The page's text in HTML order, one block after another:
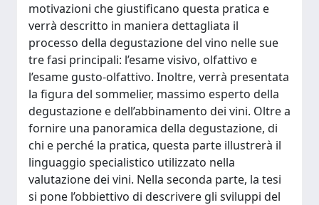
motivazioni che giustificano questa pratica e
verrà descritto in maniera dettagliata il
processo della degustazione del vino nelle sue
tre fasi principali: l’esame visivo, olfattivo e
l’esame gusto-olfattivo. Inoltre, verrà presentata
la figura del sommelier, massimo esperto della
degustazione e dell’abbinamento dei vini. Oltre a
fornire una panoramica della degustazione, di
chi e perché la pratica, questa parte illustrerà il
linguaggio specialistico utilizzato nella
valutazione dei vini. Nella seconda parte, la tesi
si pone l’obbiettivo di descrivere gli sviluppi del